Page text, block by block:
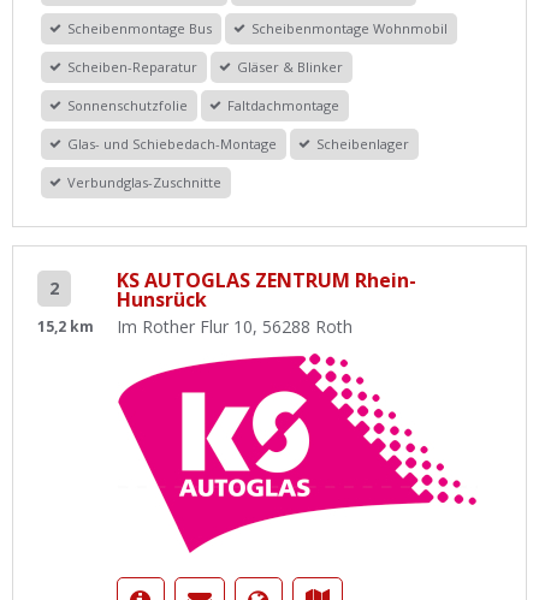
Scheibenmontage Bus Scheibenmontage Wohnmobil
Scheiben-Reparatur Gläser & Blinker
Sonnenschutzfolie Faltdachmontage
Glas- und Schiebedach-Montage Scheibenlager
Verbundglas-Zuschnitte
2
15,2 km
KS AUTOGLAS ZENTRUM Rhein-
Hunsrück
Im Rother Flur 10, 56288 Roth